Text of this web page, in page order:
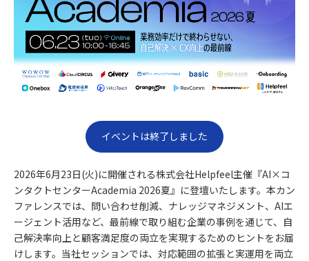
イベントは終了しました
2026年6月23日(火)に開催される株式会社Helpfeel主催『AI×コ
ンタクトセンターAcademia 2026夏』に登壇いたします。本カン
ファレンスでは、問い合わせ削減、ナレッジマネジメント、AIエ
ージェント活用など、最前線で取り組む企業の事例を通じて、自
己解決率向上と顧客満足度の両立を実現するためのヒントをお届
けします。当社セッションでは、対応範囲の拡張と実運用を両立